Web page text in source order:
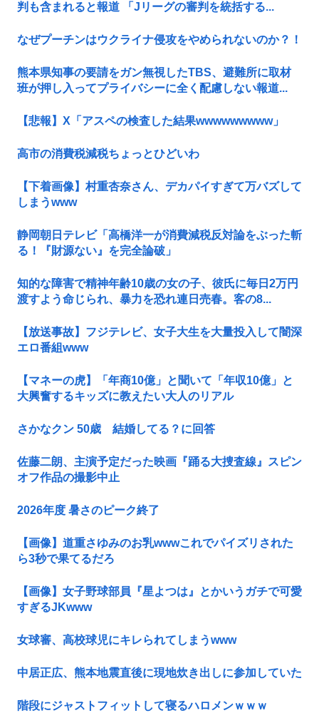
判も含まれると報道 「Jリーグの審判を統括する...
なぜプーチンはウクライナ侵攻をやめられないのか？！
熊本県知事の要請をガン無視したTBS、避難所に取材
班が押し入ってプライバシーに全く配慮しない報道...
【悲報】X「アスペの検査した結果wwwwwwwww」
高市の消費税減税ちょっとひどいわ
【下着画像】村重杏奈さん、デカパイすぎて万バズして
しまうwww
静岡朝日テレビ「高橋洋一が消費減税反対論をぶった斬
る！『財源ない』を完全論破」
知的な障害で精神年齢10歳の女の子、彼氏に毎日2万円
渡すよう命じられ、暴力を恐れ連日売春。客の8...
【放送事故】フジテレビ、女子大生を大量投入して闇深
エロ番組www
【マネーの虎】「年商10億」と聞いて「年収10億」と
大興奮するキッズに教えたい大人のリアル
さかなクン 50歳 結婚してる？に回答
佐藤二朗、主演予定だった映画『踊る大捜査線』スピン
オフ作品の撮影中止
2026年度 暑さのピーク終了
【画像】道重さゆみのお乳wwwこれでパイズリされた
ら3秒で果てるだろ
【画像】女子野球部員『星よつは』とかいうガチで可愛
すぎるJKwww
女球審、高校球児にキレられてしまうwww
中居正広、熊本地震直後に現地炊き出しに参加していた
階段にジャストフィットして寝るハロメンｗｗｗ